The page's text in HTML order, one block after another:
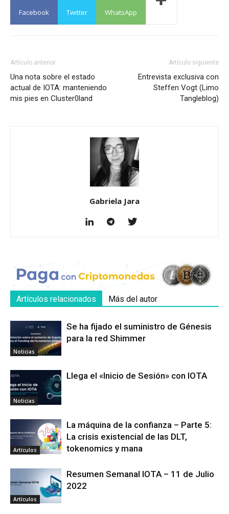
Facebook Twitter WhatsApp
Artículo anterior
Una nota sobre el estado
actual de IOTA: manteniendo
mis pies en Cluster0land
Artículo siguiente
Entrevista exclusiva con
Steffen Vogt (Limo
Tangleblog)
Gabriela Jara
Artículos relacionados Más del autor
Noticias
Se ha fijado el suministro de Génesis
para la red Shimmer
Noticias
Llega el «Inicio de Sesión» con IOTA
Artículos
La máquina de la confianza – Parte 5:
La crisis existencial de las DLT,
tokenomics y mana
Artículos
Resumen Semanal IOTA – 11 de Julio
2022